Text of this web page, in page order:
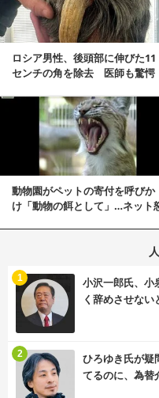
ロシア男性、後頭部に伸びた11
センチの角を除去 医師も驚愕
動物園がペットの寄付を呼びか
け「動物の餌として」…ネット
記事を
小沢一郎氏、小
く辞めさせな
1
ひろゆき氏が疑
てるのに、為替
2